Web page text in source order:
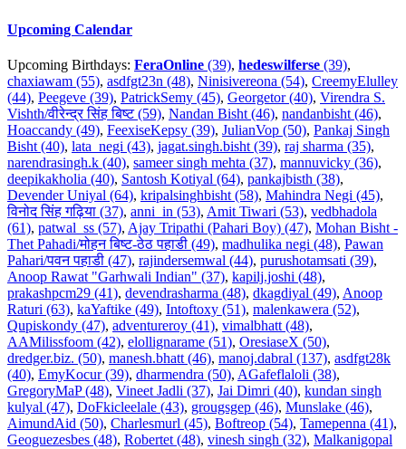
Upcoming Calendar
Upcoming Birthdays: FeraOnline (39), hedeswilferse (39),
chaxiawam (55), asdfgt23n (48), Ninisivereona (54), CreemyElulley
(44), Peegeve (39), PatrickSemy (45), Georgetor (40), Virendra S.
Vishth/वीरेन्द्र सिंह बिष्ट (59), Nandan Bisht (46), nandanbisht (46),
Hoaccandy (49), FeexiseKepsy (39), JulianVop (50), Pankaj Singh
Bisht (40), lata_negi (43), jagat.singh.bisht (39), raj sharma (35),
narendrasingh.k (40), sameer singh mehta (37), mannuvicky (36),
deepikakholia (40), Santosh Kotiyal (64), pankajbisth (38),
Devender Uniyal (64), kripalsinghbisht (58), Mahindra Negi (45),
विनोद सिंह गढ़िया (37), anni_in (53), Amit Tiwari (53), vedbhadola
(61), patwal_ss (57), Ajay Tripathi (Pahari Boy) (47), Mohan Bisht -
Thet Pahadi/मोहन बिष्ट-ठेठ पहाडी (49), madhulika negi (48), Pawan
Pahari/पवन पहाडी (47), rajindersemwal (44), purushotamsati (39),
Anoop Rawat "Garhwali Indian" (37), kapilj.joshi (48),
prakashpcm29 (41), devendrasharma (48), dkagdiyal (49), Anoop
Raturi (63), kaYaftike (49), Intoftoxy (51), malenkawera (52),
Qupiskondy (47), adventureroy (41), vimalbhatt (48),
AAMilissfoom (42), elollignarame (51), OresiaseX (50),
dredger.biz. (50), manesh.bhatt (46), manoj.dabral (137), asdfgt28k
(40), EmyKocur (39), dharmendra (50), AGafeflaloli (38),
GregoryMaP (48), Vineet Jadli (37), Jai Dimri (40), kundan singh
kulyal (47), DoFkicleelale (43), grougsgep (46), Munslake (46),
AimundAid (50), Charlesmurl (45), Boftreop (54), Tamepenna (41),
Geoguezesbes (48), Robertet (48), vinesh singh (32), Malkanigopal